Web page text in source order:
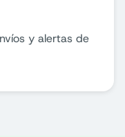
y alertas de